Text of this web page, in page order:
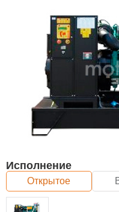
Исполнение
Открытое